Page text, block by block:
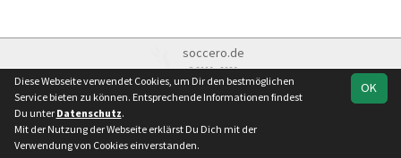
soccero.de
© 2006 - 2026
Besucherstatistik Kontakt Impressum
Geburtstage
OK
Diese Webseite verwendet Cookies, um Dir den bestmöglichen
Service bieten zu können. Entsprechende Informationen findest
Du unter Datenschutz.
Mit der Nutzung der Webseite erklärst Du Dich mit der
Verwendung von Cookies einverstanden.